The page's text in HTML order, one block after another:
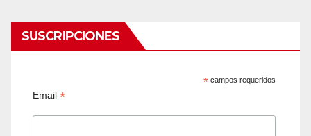
SUSCRIPCIONES
* campos requeridos
Email*